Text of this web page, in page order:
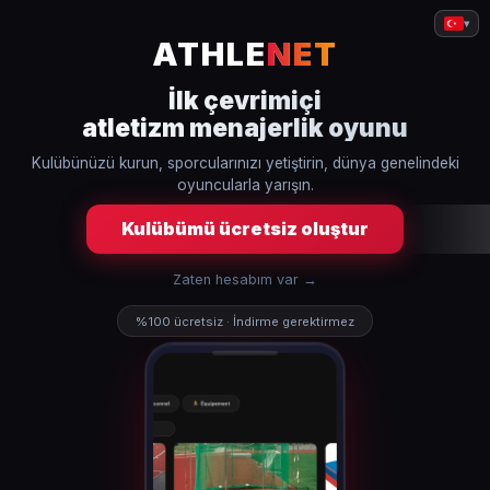
▾
ATHLENET
İlk çevrimiçi
atletizm menajerlik oyunu
Kulübünüzü kurun, sporcularınızı yetiştirin, dünya genelindeki
oyuncularla yarışın.
Kulübümü ücretsiz oluştur
Zaten hesabım var →
%100 ücretsiz · İndirme gerektirmez